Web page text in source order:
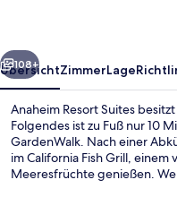
Weiter
108+
ÜbersichtZimmerLage
Anaheim Resort Suites
Folgendes ist zu Fuß nur 10
GardenWalk. Nach einer
im California Fish Grill, einem
Meeresfrüchte genießen.